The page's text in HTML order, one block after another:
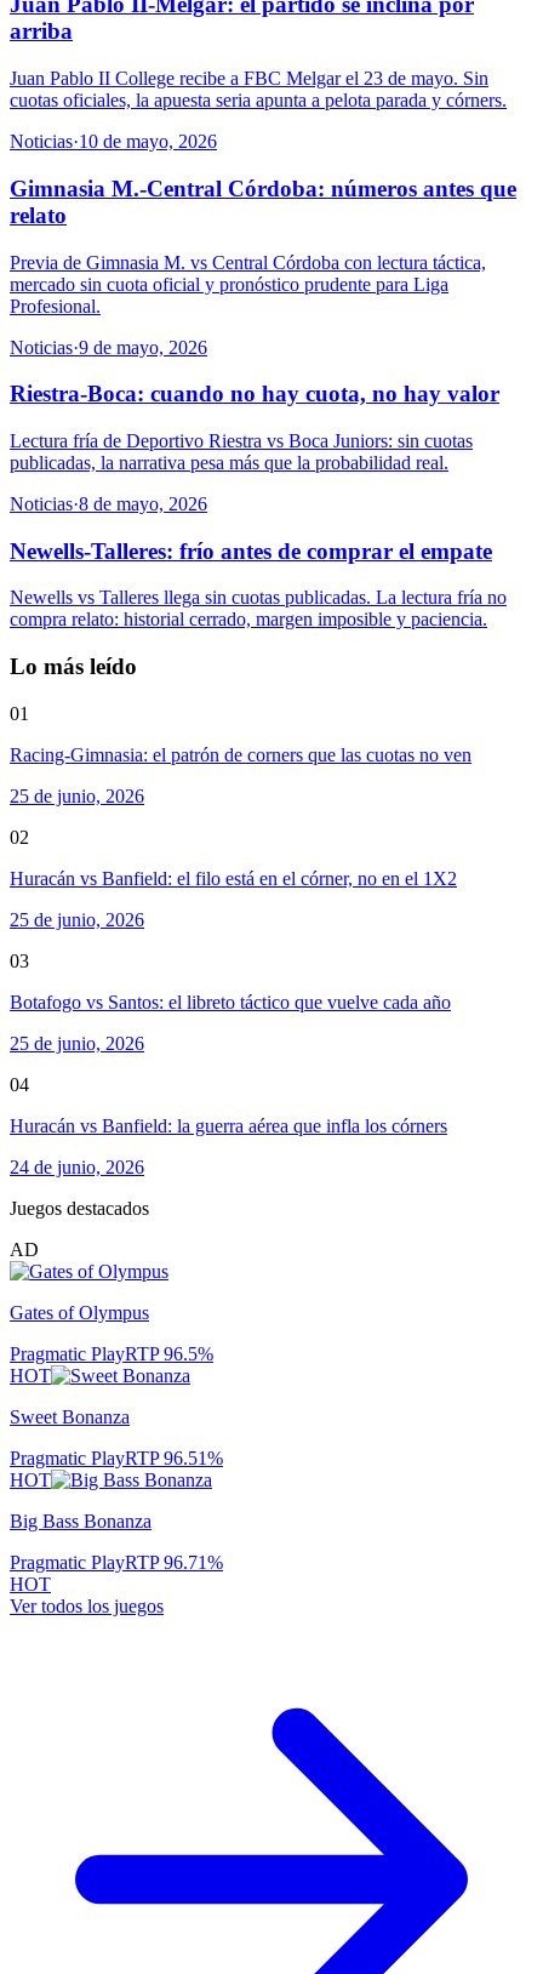
arriba
Juan Pablo II College recibe a FBC Melgar el 23 de mayo. Sin
cuotas oficiales, la apuesta seria apunta a pelota parada y córners.
Noticias·10 de mayo, 2026
Gimnasia M.-Central Córdoba: números antes que
relato
Previa de Gimnasia M. vs Central Córdoba con lectura táctica,
mercado sin cuota oficial y pronóstico prudente para Liga
Profesional.
Noticias·9 de mayo, 2026
Riestra-Boca: cuando no hay cuota, no hay valor
Lectura fría de Deportivo Riestra vs Boca Juniors: sin cuotas
publicadas, la narrativa pesa más que la probabilidad real.
Noticias·8 de mayo, 2026
Newells-Talleres: frío antes de comprar el empate
Newells vs Talleres llega sin cuotas publicadas. La lectura fría no
compra relato: historial cerrado, margen imposible y paciencia.
Lo más leído
01
Racing-Gimnasia: el patrón de corners que las cuotas no ven
25 de junio, 2026
02
Huracán vs Banfield: el filo está en el córner, no en el 1X2
25 de junio, 2026
03
Botafogo vs Santos: el libreto táctico que vuelve cada año
25 de junio, 2026
04
Huracán vs Banfield: la guerra aérea que infla los córners
24 de junio, 2026
Juegos destacados
AD
Gates of Olympus
Pragmatic PlayRTP96.5%
HOT
Sweet Bonanza
Pragmatic PlayRTP96.51%
HOT
Big Bass Bonanza
Pragmatic PlayRTP96.71%
HOT
Ver todos los juegos